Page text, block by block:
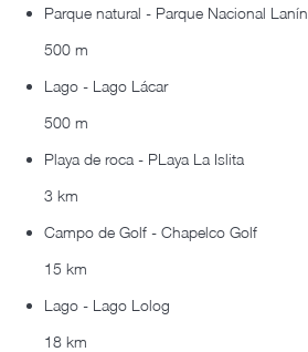
Parque natural - Parque Nacional Lanín
500 m
Lago - Lago Lácar
500 m
Playa de roca - PLaya La Islita
3 km
Campo de Golf - Chapelco Golf
15 km
Lago - Lago Lolog
18 km